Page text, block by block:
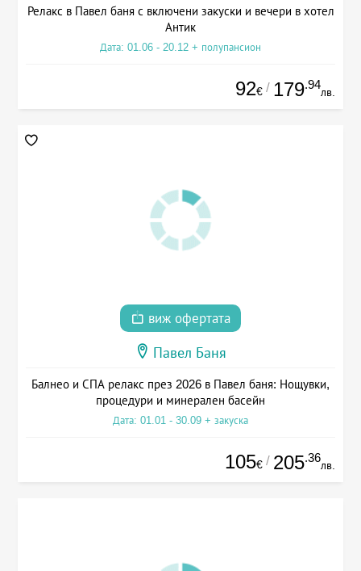
Релакс в Павел баня с включени закуски и вечери в хотел
Антик
Дата: 01.06 - 20.12 + полупансион
92€ / 179.94
лв.
виж офертата
Павел Баня
Балнео и СПА релакс през 2026 в Павел баня: Нощувки,
процедури и минерален басейн
Дата: 01.01 - 30.09 + закуска
105€ / 205.36
лв.